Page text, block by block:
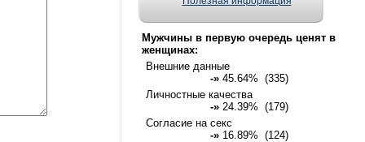
Мужчины в первую очередь ценят в
женщинах:
Внешние данные
-» 45.64% (335)
Личностные качества
-» 24.39% (179)
Согласие на секс
-» 16.89% (124)